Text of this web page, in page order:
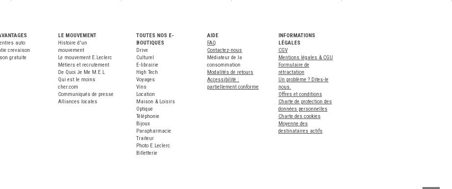
auto
crevaison
gratuite
LE MOUVEMENT
Histoire d'un
mouvement
Le mouvement E.Leclerc
Métiers et recrutement
De Quoi Je Me M.E.L
Qui est le moins
cher.com
Communiqués de presse
Alliances locales
TOUTES NOS E-
BOUTIQUES
Drive
Culturel
E-librairie
High Tech
Voyages
Vins
Location
Maison & Loisirs
Optique
Téléphonie
Bijoux
Parapharmacie
Traiteur
Photo E.Leclerc
Billetterie
AIDE
FAQ
Contactez-nous
Médiateur de la
consommation
Modalités de retours
Accessibilité :
partiellement conforme
INFORMATIONS
LÉGALES
CGV
Mentions légales & CGU
Formulaire de
rétractation
Un problème ? Dites-le
nous.
Offres et conditions
Charte de protection des
données personnelles
Charte des cookies
Moyenne des
destinataires actifs